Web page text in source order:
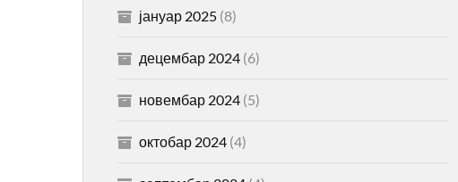
јануар 2025(8)
децембар 2024(6)
новембар 2024(5)
октобар 2024(4)